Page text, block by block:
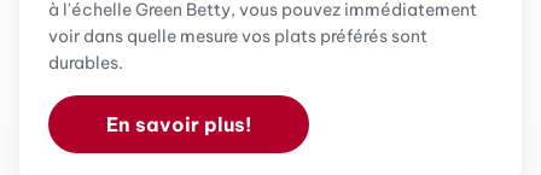
à l'échelle Green Betty, vous pouvez immédiatement
voir dans quelle mesure vos plats préférés sont
durables.
En savoir plus!